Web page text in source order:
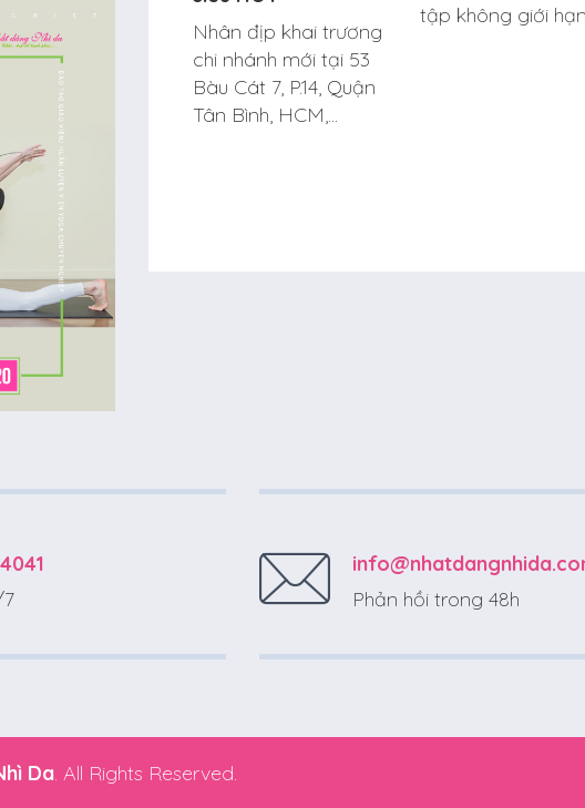
Nhân địp khai trương
chi nhánh mới tại 53
Bàu Cát 7, P.14, Quận
Tân Bình, HCM,...
tập không giới
Phản hồi trong 48h
Da. All Rights Reserved.